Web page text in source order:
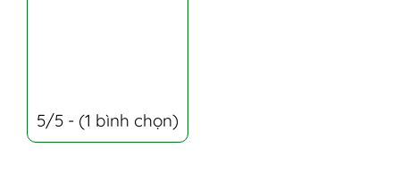
5/5 - (1 bình chọn)